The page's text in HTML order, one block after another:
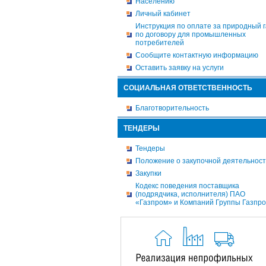
Личный кабинет
Инструкция по оплате за природный
по договору для промышленных
потребителей
Сообщите контактную информацию
Оставить заявку на услуги
СОЦИАЛЬНАЯ ОТВЕТСТВЕННОСТЬ
Благотворительность
ТЕНДЕРЫ
Тендеры
Положение о закупочной
Закупки
Кодекс поведения поставщика
(подрядчика, исполнителя) ПАО
«Газпром» и Компаний Группы